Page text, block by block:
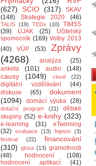
(627)
SCIO (317)
SKAV
(148)
Strategie 2020 (46)
TALIS (19) TEDx (10)
TIMSS
(39)
UJAK (25)
Učitelský
spomocník (169) Volby 2013
(40)
VÚP (53)
Zprávy
(4268)
analýza
(25)
anketa
(101) audio (148)
causy (1049) cloud (22)
digitální vzdělávání
(44)
diskuse
(65)
dokument
(1094)
domácí výuka (28)
dotační program (21)
dětské
skupiny (52) e-knihy (323)
e-learning (31)
eTwinning
(32) evaluace (13) fejeton (3)
festival
(22)
financování
(310) glosa (13) gramotnosti
(48)
hodnocení
(108)
hodnocení aplikací
(41)